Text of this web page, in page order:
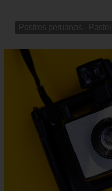
Postres peruanos -